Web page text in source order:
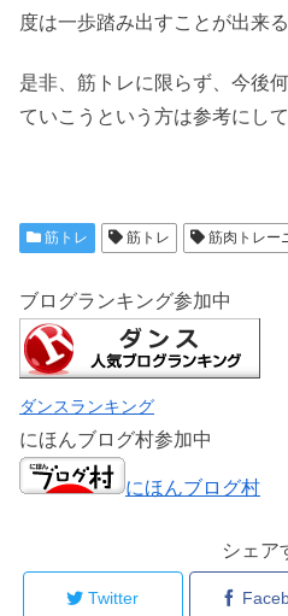
度は一歩踏み出すことが出来
是非、筋トレに限らず、今後
ていこうという方は参考にし
筋トレ 筋トレ 筋肉トレー
ブログランキング参加中
ダンスランキング
にほんブログ村参加中
にほんブログ村
シェア
Twitter